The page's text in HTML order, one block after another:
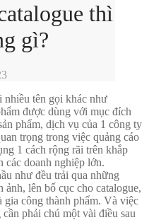
thì
gì?
nhiều tên gọi khác như
được dùng với mục đích
phẩm, dịch vụ của 1 công ty
trọng trong việc quảng cáo
1 cách rộng rãi trên khắp
các doanh nghiệp lớn.
như đều trải qua những
lên bố cục cho catalogue,
gia công thành phẩm. Và việc
cần phải chú một vài điều sau